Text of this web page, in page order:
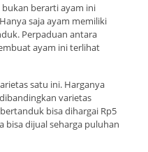
berarti ayam ini
saja ayam memiliki
Perpaduan antara
ayam ini terlihat
satu ini. Harganya
varietas
bisa dihargai Rp5
bisa dijual seharga puluhan